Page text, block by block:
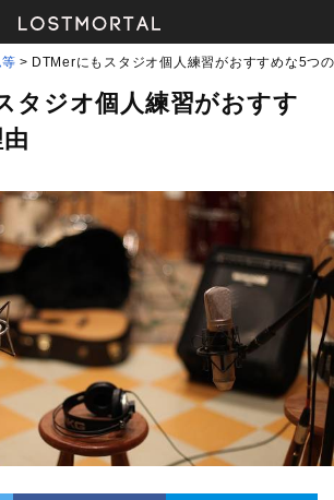
DTMerにもスタジオ個人練習がおすすめな5つ
タジオ個人練習がおすす